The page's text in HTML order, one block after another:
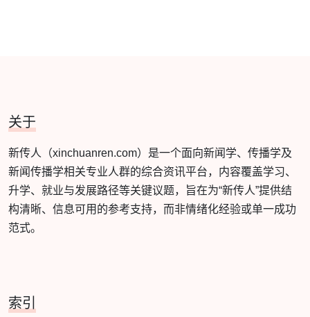
关于
新传人（xinchuanren.com）是一个面向新闻学、传播学及
新闻传播学相关专业人群的综合资讯平台，内容覆盖学习、
升学、就业与发展路径等关键议题，旨在为“新传人”提供结
构清晰、信息可用的参考支持，而非情绪化经验或单一成功
范式。
索引